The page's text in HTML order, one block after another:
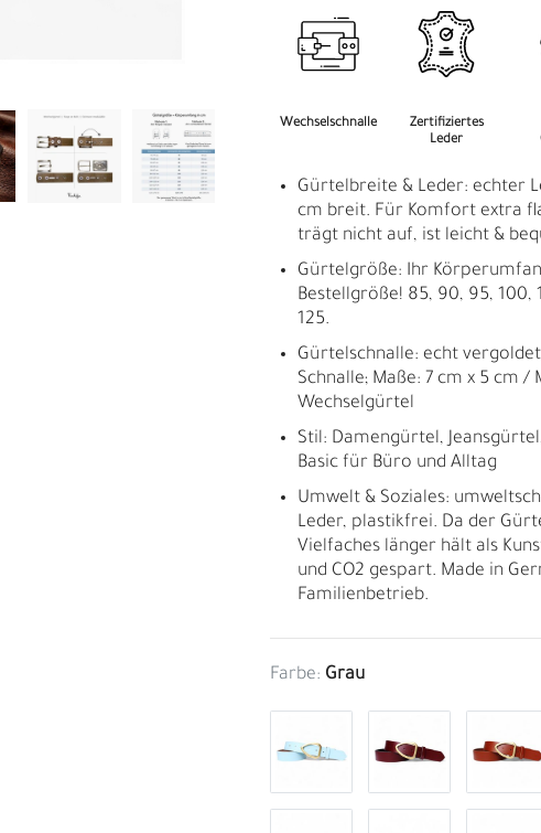
H
Wechselschnalle
Zertifiziertes
Leder
Gürtelbreite & Leder: echter
cm breit. Für Komfort extra
trägt nicht auf, ist leicht &
Gürtelgröße: Ihr
Bestellgröße! 85, 90, 95, 100,
125.
Gürtelschnalle: echt
Schnalle; Maße: 7 cm x 5 cm
Wechselgürtel
Stil: Damengürtel,
Basic für Büro und Alltag
Umwelt & Soziales:
Leder, plastikfrei. Da der
Vielfaches länger hält als
und CO2 gespart. Made in
Familienbetrieb.
Farbe: Grau